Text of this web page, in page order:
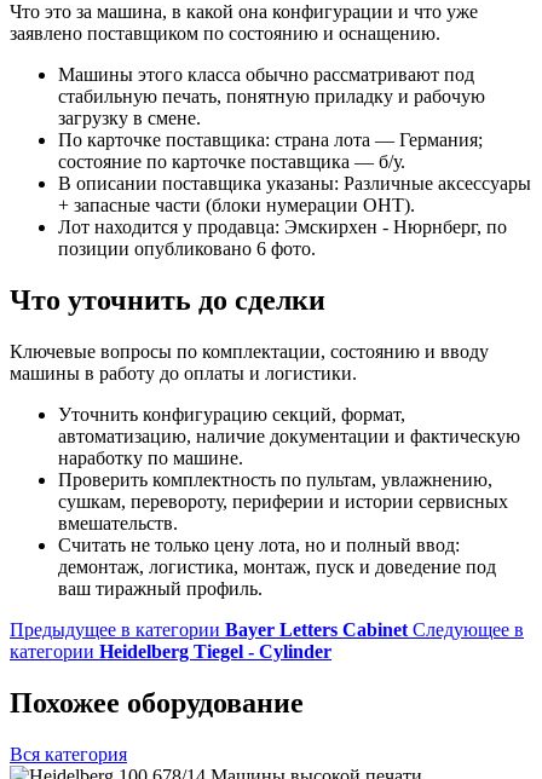
Что это за машина, в какой она конфигурации и что уже
заявлено поставщиком по состоянию и оснащению.
Машины этого класса обычно рассматривают под
стабильную печать, понятную приладку и рабочую
загрузку в смене.
По карточке поставщика: страна лота — Германия;
состояние по карточке поставщика — б/у.
В описании поставщика указаны: Различные аксессуары
+ запасные части (блоки нумерации OHT).
Лот находится у продавца: Эмскирхен - Нюрнберг, по
позиции опубликовано 6 фото.
Что уточнить до сделки
Ключевые вопросы по комплектации, состоянию и вводу
машины в работу до оплаты и логистики.
Уточнить конфигурацию секций, формат,
автоматизацию, наличие документации и фактическую
наработку по машине.
Проверить комплектность по пультам, увлажнению,
сушкам, перевороту, периферии и истории сервисных
вмешательств.
Считать не только цену лота, но и полный ввод:
демонтаж, логистика, монтаж, пуск и доведение под
ваш тиражный профиль.
Предыдущее в категории Bayer Letters Cabinet Следующее в
категории Heidelberg Tiegel - Cylinder
Похожее оборудование
Вся категория